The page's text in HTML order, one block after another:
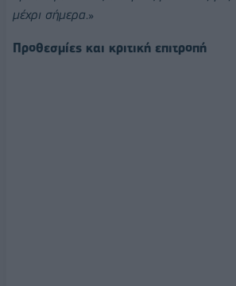
μέχρι σήμερα.»
Προθεσμίες και κριτική επιτροπή